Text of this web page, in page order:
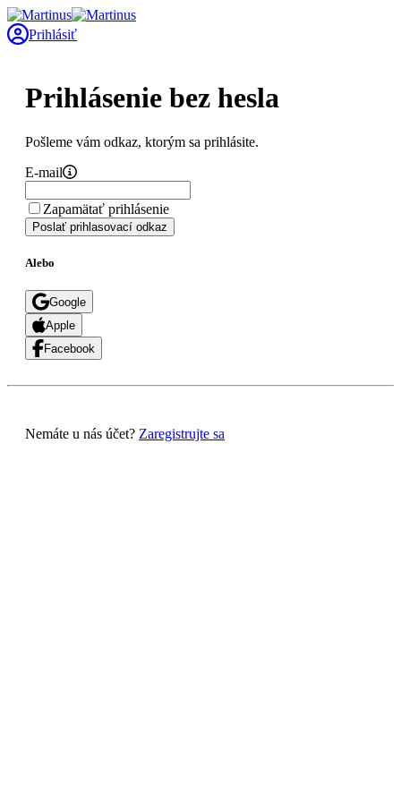
Prihlásiť
Prihlásenie bez hesla
Pošleme vám odkaz, ktorým sa prihlásite.
E-mail
Zapamätať prihlásenie
Poslať prihlasovací odkaz
Alebo
Google
Apple
Facebook
Nemáte u nás účet? Zaregistrujte sa